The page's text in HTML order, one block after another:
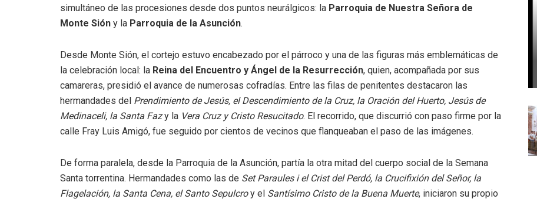
simultáneo de las procesiones desde dos puntos neurálgicos: la Parroquia de Nuestra Señora de
Monte Sión y la Parroquia de la Asunción.
Desde Monte Sión, el cortejo estuvo encabezado por el párroco y una de las figuras más emblemáticas de
la celebración local: la Reina del Encuentro y Ángel de la Resurrección, quien, acompañada por sus
camareras, presidió el avance de numerosas cofradías. Entre las filas de penitentes destacaron las
hermandades del Prendimiento de Jesús, el Descendimiento de la Cruz, la Oración del Huerto, Jesús de
Medinaceli, la Santa Fazy la Vera Cruz y Cristo Resucitado. El recorrido, que discurrió con paso firme por la
calle Fray Luis Amigó, fue seguido por cientos de vecinos que flanqueaban el paso de las imágenes.
De forma paralela, desde la Parroquia de la Asunción, partía la otra mitad del cuerpo social de la Semana
Santa torrentina. Hermandades como las de Set Paraules i el Crist del Perdó, la Crucifixión del Señor, la
Flagelación, la Santa Cena, el Santo Sepulcroy el Santísimo Cristo de la Buena Muerte, iniciaron su propio